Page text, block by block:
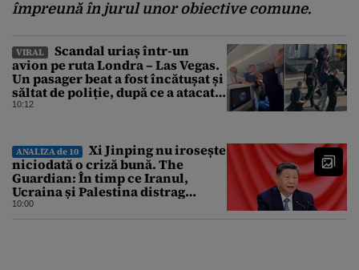
împreună în jurul unor obiective comune.
VIRAL
Scandal uriaș într-un
avion pe ruta Londra – Las Vegas.
Un pasager beat a fost încătușat și
săltat de poliție, după ce a atacat o
stewardesă
10:12
ANALIZA de 10
Xi Jinping nu irosește
niciodată o criză bună. The
Guardian: În timp ce Iranul,
Ucraina și Palestina distrag
atenția lumii, el strânge șurubul”
10:00